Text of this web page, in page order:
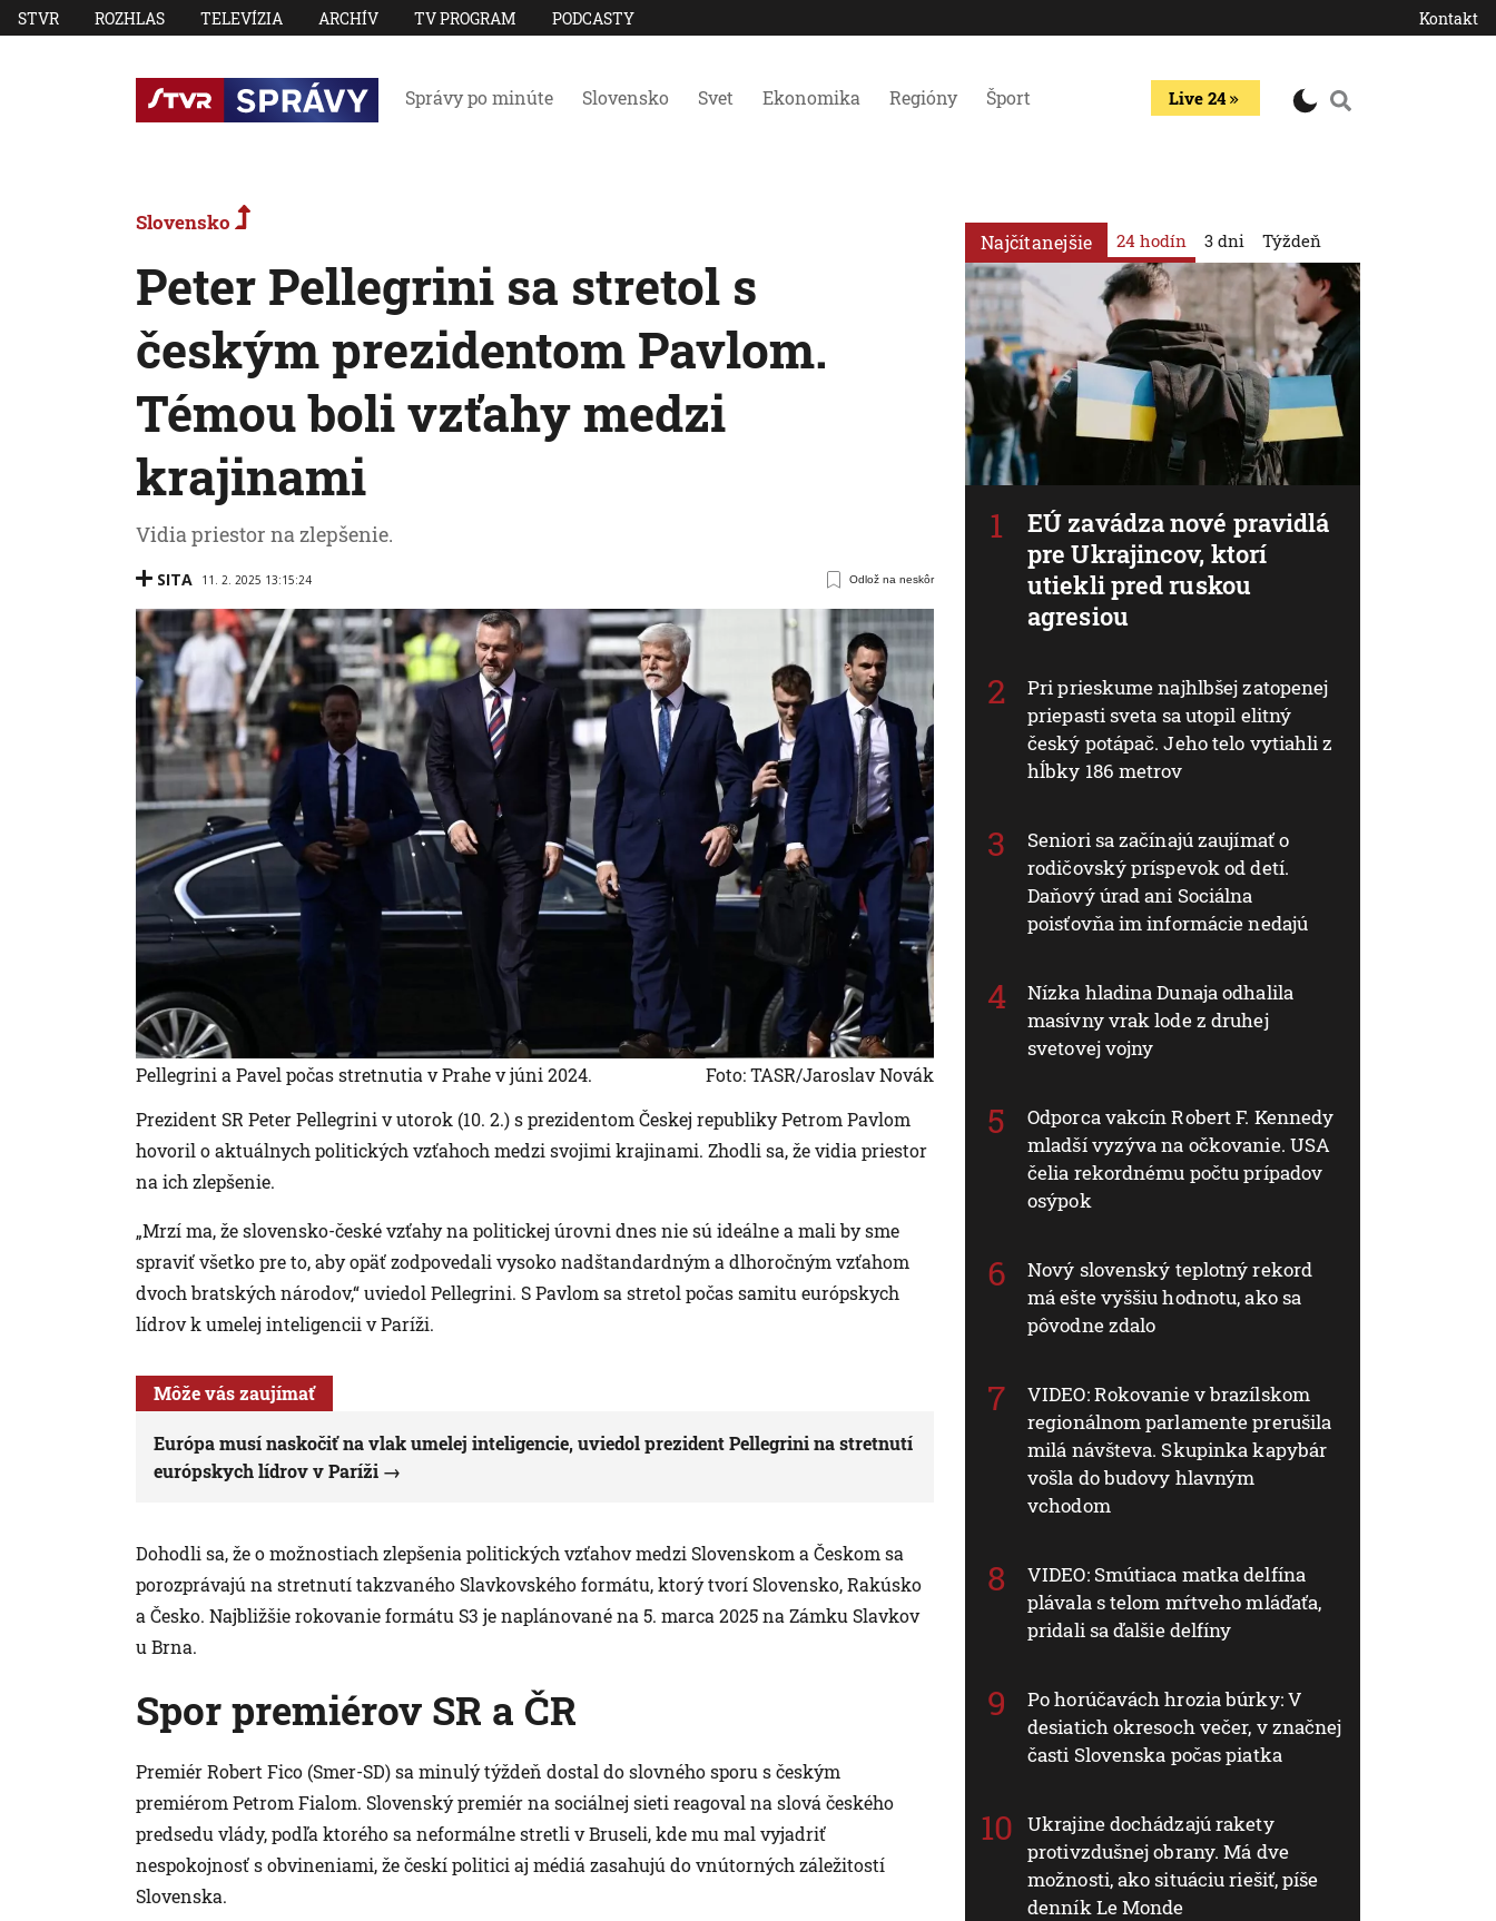
STVR ROZHLAS TELEVÍZIA ARCHÍV TV PROGRAM PODCASTY Kontakt
Správy po minúte Slovensko Svet Ekonomika Regióny Šport Live 24
Slovensko
Peter Pellegrini sa stretol s
českým prezidentom Pavlom.
Témou boli vzťahy medzi
krajinami
Vidia priestor na zlepšenie.
SITA 11. 2. 2025 13:15:24 Odlož na neskôr
Pellegrini a Pavel počas stretnutia v Prahe v júni 2024.
Foto: TASR/Jaroslav Novák
Prezident SR Peter Pellegrini v utorok (10. 2.) s prezidentom Českej republiky Petrom Pavlom
hovoril o aktuálnych politických vzťahoch medzi svojimi krajinami. Zhodli sa, že vidia priestor
na ich zlepšenie.
„Mrzí ma, že slovensko-české vzťahy na politickej úrovni dnes nie sú ideálne a mali by sme
spraviť všetko pre to, aby opäť zodpovedali vysoko nadštandardným a dlhoročným vzťahom
dvoch bratských národov,“ uviedol Pellegrini. S Pavlom sa stretol počas samitu európskych
lídrov k umelej inteligencii v Paríži.
Môže vás zaujímať
Európa musí naskočiť na vlak umelej inteligencie, uviedol prezident Pellegrini na stretnutí
európskych lídrov v Paríži
Dohodli sa, že o možnostiach zlepšenia politických vzťahov medzi Slovenskom a Českom sa
porozprávajú na stretnutí takzvaného Slavkovského formátu, ktorý tvorí Slovensko, Rakúsko
a Česko. Najbližšie rokovanie formátu S3 je naplánované na 5. marca 2025 na Zámku Slavkov
u Brna.
Spor premiérov SR a ČR
Premiér Robert Fico (Smer-SD) sa minulý týždeň dostal do slovného sporu s českým
premiérom Petrom Fialom. Slovenský premiér na sociálnej sieti reagoval na slová českého
predsedu vlády, podľa ktorého sa neformálne stretli v Bruseli, kde mu mal vyjadriť
nespokojnosť s obvineniami, že českí politici aj médiá zasahujú do vnútorných záležitostí
Slovenska.
Najčítanejšie 24 hodín
EÚ zavádza nové pravidlá
pre Ukrajincov, ktorí
utiekli pred ruskou
agresiou
Pri prieskume najhlbšej zatopenej
priepasti sveta sa utopil elitný
český potápač. Jeho telo vytiahli z
hĺbky 186 metrov
Seniori sa začínajú zaujímať o
rodičovský príspevok od detí.
Daňový úrad ani Sociálna
poisťovňa im informácie nedajú
Nízka hladina Dunaja odhalila
masívny vrak lode z druhej
svetovej vojny
Odporca vakcín Robert F. Kennedy
mladší vyzýva na očkovanie. USA
čelia rekordnému počtu prípadov
osýpok
Nový slovenský teplotný rekord
má ešte vyššiu hodnotu, ako sa
pôvodne zdalo
VIDEO: Rokovanie v brazílskom
regionálnom parlamente prerušila
milá návšteva. Skupinka kapybár
vošla do budovy hlavným
vchodom
VIDEO: Smútiaca matka delfína
plávala s telom mŕtveho mláďaťa,
pridali sa ďalšie delfíny
Po horúčavách hrozia búrky: V
desiatich okresoch večer, v značnej
časti Slovenska počas piatka
Ukrajine dochádzajú rakety
protivzdušnej obrany. Má dve
možnosti, ako situáciu riešiť, píše
denník Le Monde
3 dni Týždeň